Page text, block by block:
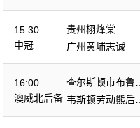
15:30
中冠
贵州栩烽棠
广州黄埔志诚
16:00
澳威北后备
查尔斯顿市布鲁斯
后备队
韦斯顿劳动熊后备
队